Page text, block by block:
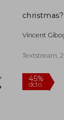
$ 25.41
christmas?
Vincent
Textstream,